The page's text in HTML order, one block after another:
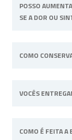
unidade
interior de
POSSO
SE A DOR OU
COMO
a fórmula
VOCÊS
do
COMO É FEITA A